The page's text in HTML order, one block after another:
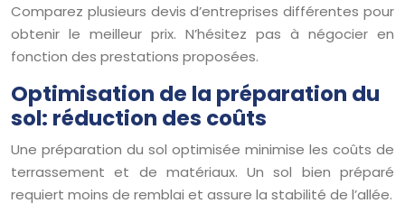
Comparez plusieurs devis d’entreprises différentes pour
obtenir le meilleur prix. N’hésitez pas à négocier en
fonction des prestations proposées.
Optimisation de la préparation du
sol: réduction des coûts
Une préparation du sol optimisée minimise les coûts de
terrassement et de matériaux. Un sol bien préparé
requiert moins de remblai et assure la stabilité de l’allée.